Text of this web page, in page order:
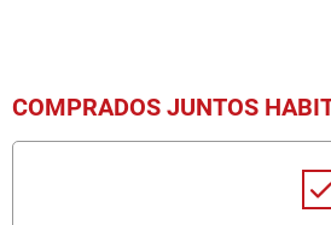
COMPRADOS JUNTOS